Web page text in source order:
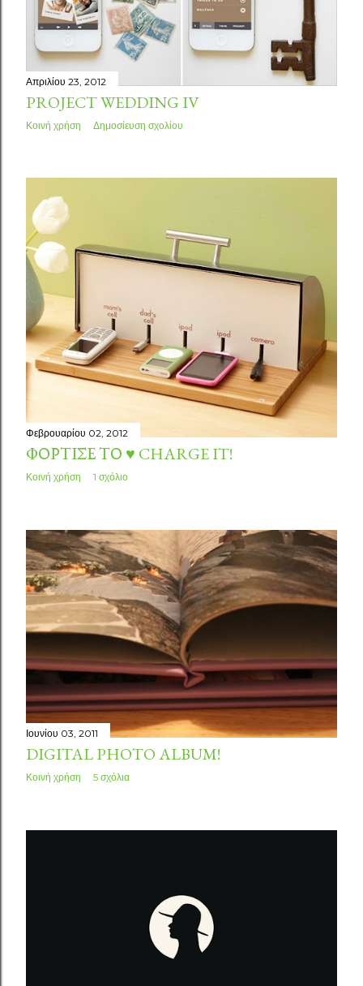
Απριλίου 23, 2012
PROJECT WEDDING IV
Κοινή χρήση Δημοσίευση σχολίου
Φεβρουαρίου 02, 2012
ΦΌΡΤΙΣΈ ΤΟ ♥ CHARGE IT!
Κοινή χρήση 1 σχόλιο
Ιουνίου 03, 2011
DIGITAL PHOTO ALBUM!
Κοινή χρήση 5 σχόλια